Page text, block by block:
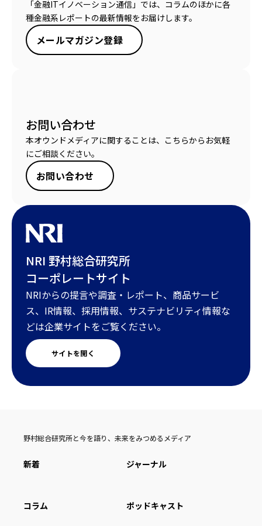
「金融ITイノベーション通信」では、コラムのほかに各
種金融系レポートの最新情報をお届けします。
メールマガジン登録
お問い合わせ
本オウンドメディアに関することは、こちらからお気軽
にご相談ください。
お問い合わせ
NRI 野村総合研究所
コーポレートサイト
NRIからの提言や調査・レポート、商品サービ
ス、IR情報、採用情報、サステナビリティ情報な
どは企業サイトをご覧ください。
サイトを開く
野村総合研究所と今を語り、未来をみつめるメディア
新着 ジャーナル
コラム ポッドキャスト